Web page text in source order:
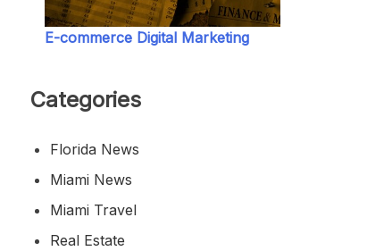
E-commerce Digital Marketing
Categories
Florida News
Miami News
Miami Travel
Real Estate